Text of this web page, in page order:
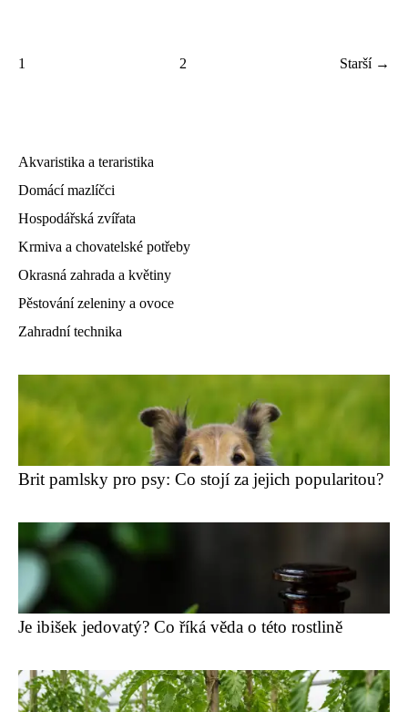
1 2 Starší →
Akvaristika a teraristika
Domácí mazlíčci
Hospodářská zvířata
Krmiva a chovatelské potřeby
Okrasná zahrada a květiny
Pěstování zeleniny a ovoce
Zahradní technika
Brit pamlsky pro psy: Co stojí za jejich popularitou?
Je ibišek jedovatý? Co říká věda o této rostlině